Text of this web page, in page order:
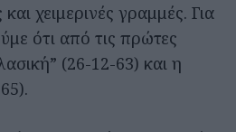
χειμερινές γραμμές. Για
ότι από τις πρώτες
(26-12-63) και η